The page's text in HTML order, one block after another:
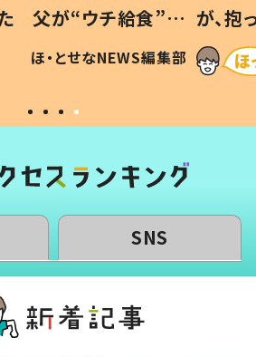
た 父が“ウチ給食”を
理由とは #令和の親
ほ・とせなNEWS編集部
が、
「涙が
い」
SNS